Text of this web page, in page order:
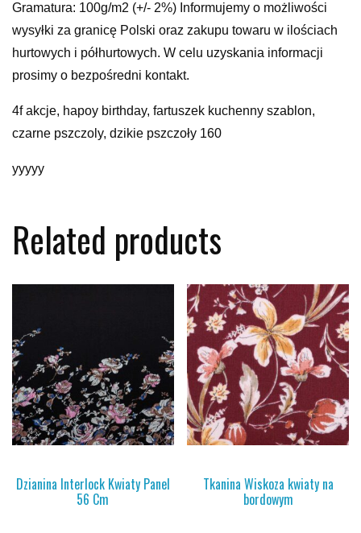
Gramatura: 100g/m2 (+/- 2%) Informujemy o możliwości
wysyłki za granicę Polski oraz zakupu towaru w ilościach
hurtowych i półhurtowych. W celu uzyskania informacji
prosimy o bezpośredni kontakt.
4f akcje, hapoy birthday, fartuszek kuchenny szablon,
czarne pszczoly, dzikie pszczoły 160
yyyyy
Related products
Dzianina Interlock Kwiaty Panel
56 Cm
Tkanina Wiskoza kwiaty na
bordowym